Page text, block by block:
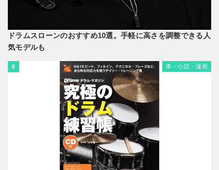
ドラムスローンのおすすめ10選。手軽に高さを調整できる人
気モデルも
6 本・小説・漫画